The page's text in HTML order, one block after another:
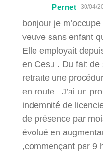
Pernet 30/04/
bonjour je
veuve sans enfant
Elle employait
en Cesu . Du fait
retraite une
en route . J’ai un
indemnité de
de présence par
évolué en
,commençant par 9